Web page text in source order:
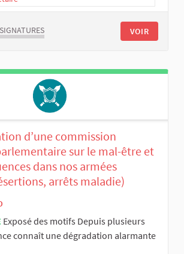
SIGNATURES VOIR
d’une commission
sur le mal-être et
dans nos armées
arrêts maladie)
Exposé des motifs Depuis plusieurs
connaît une dégradation alarmante